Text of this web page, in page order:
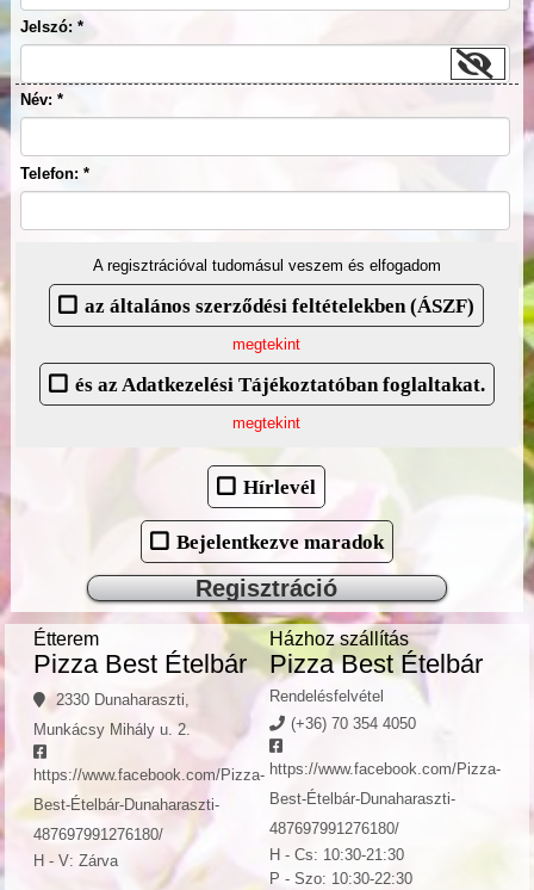
Jelszó: *
Név: *
Telefon: *
A regisztrációval tudomásul veszem és elfogadom
az általános szerződési feltételekben (ÁSZF)
megtekint
és az Adatkezelési Tájékoztatóban foglaltakat.
megtekint
Hírlevél
Bejelentkezve maradok
Regisztráció
Étterem
Pizza Best Ételbár
2330 Dunaharaszti,
Munkácsy Mihály u. 2.
https://www.facebook.com/Pizza-
Best-Ételbár-Dunaharaszti-
487697991276180/
H - V: Zárva
Házhoz szállítás
Pizza Best Ételbár
Rendelésfelvétel
(+36) 70 354 4050
https://www.facebook.com/Pizza-
Best-Ételbár-Dunaharaszti-
487697991276180/
H - Cs: 10:30-21:30
P - Szo: 10:30-22:30